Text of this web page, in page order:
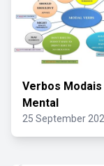
Verbos Modais
Mental
25 September